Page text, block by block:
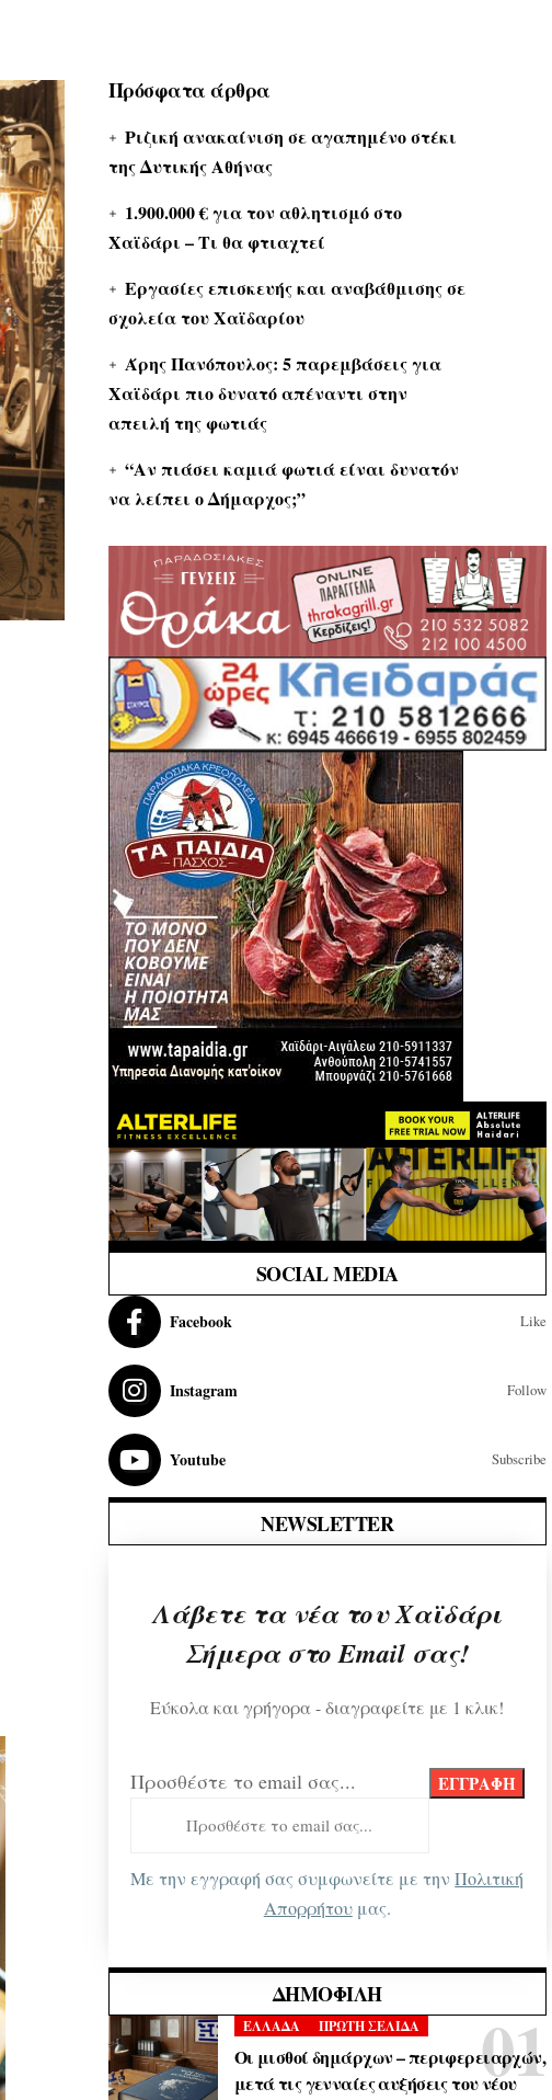
Πρόσφατα άρθρα
Ριζική ανακαίνιση σε αγαπημένο στέκι
της Δυτικής Αθήνας
1.900.000 € για τον αθλητισμό στο
Χαϊδάρι – Τι θα φτιαχτεί
Εργασίες επισκευής και αναβάθμισης σε
σχολεία του Χαϊδαρίου
Άρης Πανόπουλος: 5 παρεμβάσεις για
Χαϊδάρι πιο δυνατό απέναντι στην
απειλή της φωτιάς
“Αν πιάσει καμιά φωτιά είναι δυνατόν
να λείπει ο Δήμαρχος;”
SOCIAL MEDIA
Facebook Like
Instagram Follow
Youtube Subscribe
NEWSLETTER
Λάβετε τα νέα του Χαϊδάρι
Σήμερα στο Email σας!
Εύκολα και γρήγορα - διαγραφείτε με 1 κλικ!
Προσθέστε το email σας...
Με την εγγραφή σας συμφωνείτε με τηνΠολιτική
Απορρήτουμας.
ΔΗΜΟΦΙΛΉ
ΕΛΛΑΔΑ ΠΡΩΤΗ ΣΕΛΙΔΑ
Οι μισθοί δημάρχων – περιφερειαρχών,
μετά τις γενναίες αυξήσεις του νέου